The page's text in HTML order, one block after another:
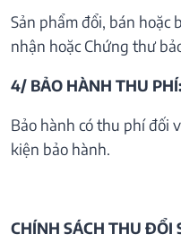
Sản phẩm đổi, bán hoặc
nhận hoặc Chứng thư
4/ BẢO HÀNH THU PHÍ:
Bảo hành có thu phí đối
kiện bảo hành.
CHÍNH SÁCH THU ĐỔI